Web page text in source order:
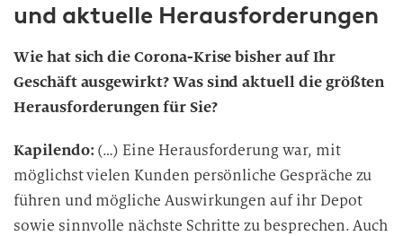
und aktuelle Herausforderungen
Wie hat sich die Corona-Krise bisher auf Ihr
Geschäft ausgewirkt? Was sind aktuell die größten
Herausforderungen für Sie?
Kapilendo: (…) Eine Herausforderung war, mit
möglichst vielen Kunden persönliche Gespräche zu
führen und mögliche Auswirkungen auf ihr Depot
sowie sinnvolle nächste Schritte zu besprechen. Auch